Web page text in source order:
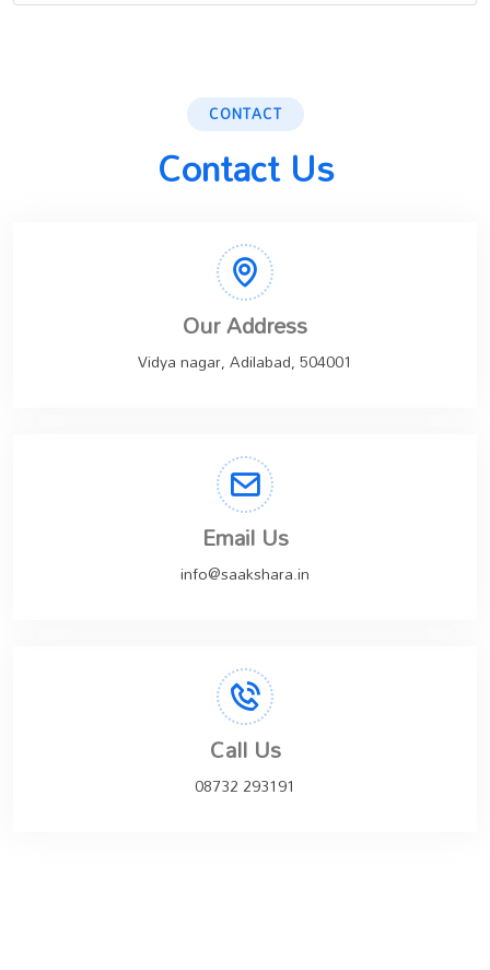
CONTACT
Contact Us
Our Address
Vidya nagar, Adilabad, 504001
Email Us
info@saakshara.in
Call Us
08732 293191